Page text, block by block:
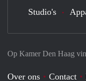
Op Kamer Den Haag
Over ons Contact
Studio's